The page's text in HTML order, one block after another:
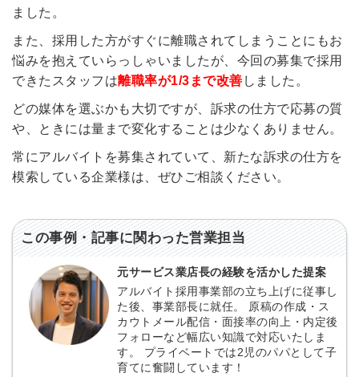
ました。
また、採用した方がすぐに離職されてしまうことにもお
悩みを抱えていらっしゃいましたが、今回の募集で採用
できたスタッフは離職率が1/3まで改善 しました。
どの媒体を選ぶかも大切ですが、訴求の仕方で応募の質
や、ときには量まで変化することは少なくありません。
常にアルバイトを募集されていて、新たな訴求の仕方を
模索している企業様は、ぜひご相談ください。
この事例・記事に関わった営業担当
元サービス業店長の経験を活かした提案
アルバイト採用事業部の立ち上げに従事し
た後、事業部長に就任。 原稿の作成・ス
カウトメール配信・面接率の向上・内定後
フォローなど幅広い知識で対応いたしま
す。 プライベートでは2児のパパとして子
育てに奮闘しています！
する
忘れですか？
でログイン
許可なく投稿すること
利用規約 と個人情報の取り扱い
について
登録する
他サービスIDで登録
みんなの採用部があなたの許可なく投稿すること
はありません